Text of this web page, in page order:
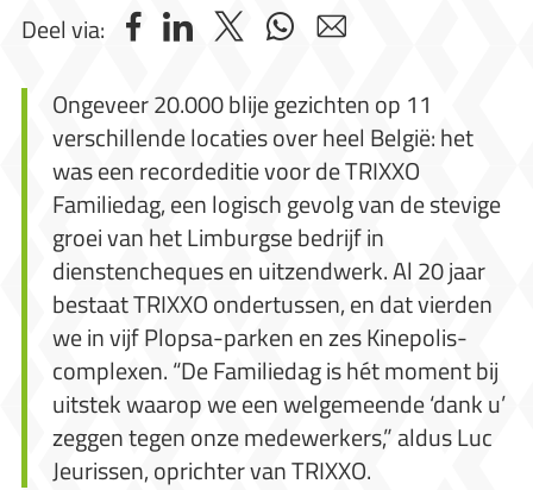
Deel via:
Ongeveer 20.000 blije gezichten op 11
verschillende locaties over heel België: het
was een recordeditie voor de TRIXXO
Familiedag, een logisch gevolg van de stevige
groei van het Limburgse bedrijf in
dienstencheques en uitzendwerk. Al 20 jaar
bestaat TRIXXO ondertussen, en dat vierden
we in vijf Plopsa-parken en zes Kinepolis-
complexen. “De Familiedag is hét moment bij
uitstek waarop we een welgemeende ‘dank u’
zeggen tegen onze medewerkers,” aldus Luc
Jeurissen, oprichter van TRIXXO.